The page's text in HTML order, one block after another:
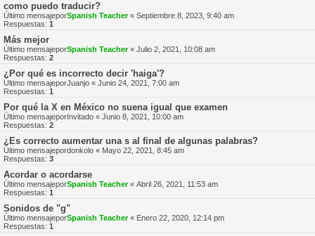
como puedo traducir?
Último mensajeporSpanish Teacher« Septiembre 8, 2023, 9:40 am
Respuestas: 1
Más mejor
Último mensajeporSpanish Teacher« Julio 2, 2021, 10:08 am
Respuestas: 2
¿Por qué es incorrecto decir 'haiga'?
Último mensajeporJuanjo « Junio 24, 2021, 7:00 am
Respuestas: 1
Por qué la X en México no suena igual que examen
Último mensajeporInvitado « Junio 8, 2021, 10:00 am
Respuestas: 2
¿Es correcto aumentar una s al final de algunas palabras?
Último mensajepordonkolo « Mayo 22, 2021, 8:45 am
Respuestas: 3
Acordar o acordarse
Último mensajeporSpanish Teacher« Abril 26, 2021, 11:53 am
Respuestas: 1
Sonidos de "g"
Último mensajeporSpanish Teacher« Enero 22, 2020, 12:14 pm
Respuestas: 1